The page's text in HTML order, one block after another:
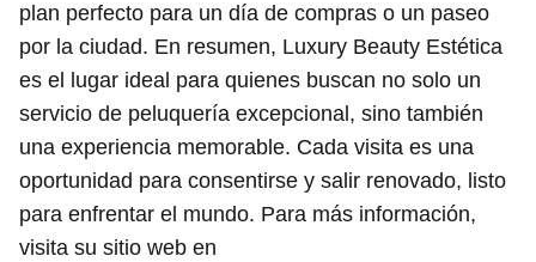
plan perfecto para un día de compras o un paseo
por la ciudad. En resumen, Luxury Beauty Estética
es el lugar ideal para quienes buscan no solo un
servicio de peluquería excepcional, sino también
una experiencia memorable. Cada visita es una
oportunidad para consentirse y salir renovado, listo
para enfrentar el mundo. Para más información,
visita su sitio web en